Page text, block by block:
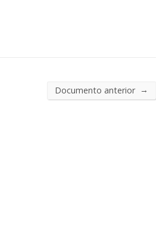
Documento anterior →